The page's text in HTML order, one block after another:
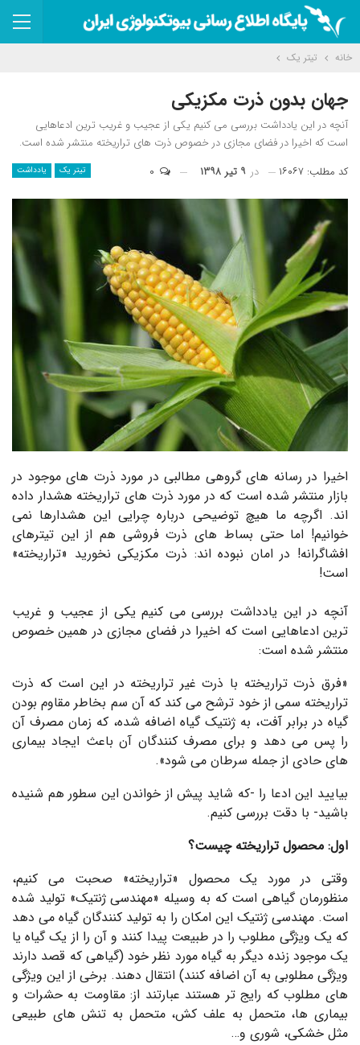
خانه تیتر یک
جهان بدون ذرت مکزیکی
آنچه در این یادداشت بررسی می کنیم یکی از عجیب و غریب ترین ادعاهایی
است که اخیرا در فضای مجازی در خصوص ذرت های تراریخته منتشر شده است.
تیتر یک یادداشت کد مطلب: ۱۶۰۶۷ در ۹ تیر ۱۳۹۸
اخیرا در رسانه های گروهی مطالبی در مورد ذرت های موجود در
بازار منتشر شده است که در مورد ذرت های تراریخته هشدار داده
اند. اگرچه ما هیچ توضیحی درباره چرایی این هشدارها نمی
خوانیم! اما حتی بساط های ذرت فروشی هم از این تیترهای
افشاگرانه! در امان نبوده اند: ذرت مکزیکی نخورید «تراریخته»
است!
آنچه در این یادداشت بررسی می کنیم یکی از عجیب و غریب
ترین ادعاهایی است که اخیرا در فضای مجازی در همین خصوص
منتشر شده است:
«فرق ذرت تراریخته با ذرت غیر تراریخته در این است که ذرت
تراریخته سمی از خود ترشح می کند که آن سم بخاطر مقاوم بودن
گیاه در برابر آفت، به ژنتیک گیاه اضافه شده، که زمان مصرف آن
را پس می دهد و برای مصرف کنندگان آن باعث ایجاد بیماری
های حادی از جمله سرطان می شود».
بیایید این ادعا را -که شاید پیش از خواندن این سطور هم شنیده
باشید- با دقت بررسی کنیم.
اول: محصول تراریخته چیست؟
وقتی در مورد یک محصول «تراریخته» صحبت می کنیم،
منظورمان گیاهی است که به وسیله «مهندسی ژنتیک» تولید شده
است. مهندسی ژنتیک این امکان را به تولید کنندگان گیاه می دهد
که یک ویژگی مطلوب را در طبیعت پیدا کنند و آن را از یک گیاه یا
یک موجود زنده دیگر به گیاه مورد نظر خود (گیاهی که قصد دارند
ویژگی مطلوبی به آن اضافه کنند) انتقال دهند. برخی از این ویژگی
های مطلوب که رایج تر هستند عبارتند از: مقاومت به حشرات و
بیماری ها، متحمل به علف کش، متحمل به تنش های طبیعی
مثل خشکی، شوری و…